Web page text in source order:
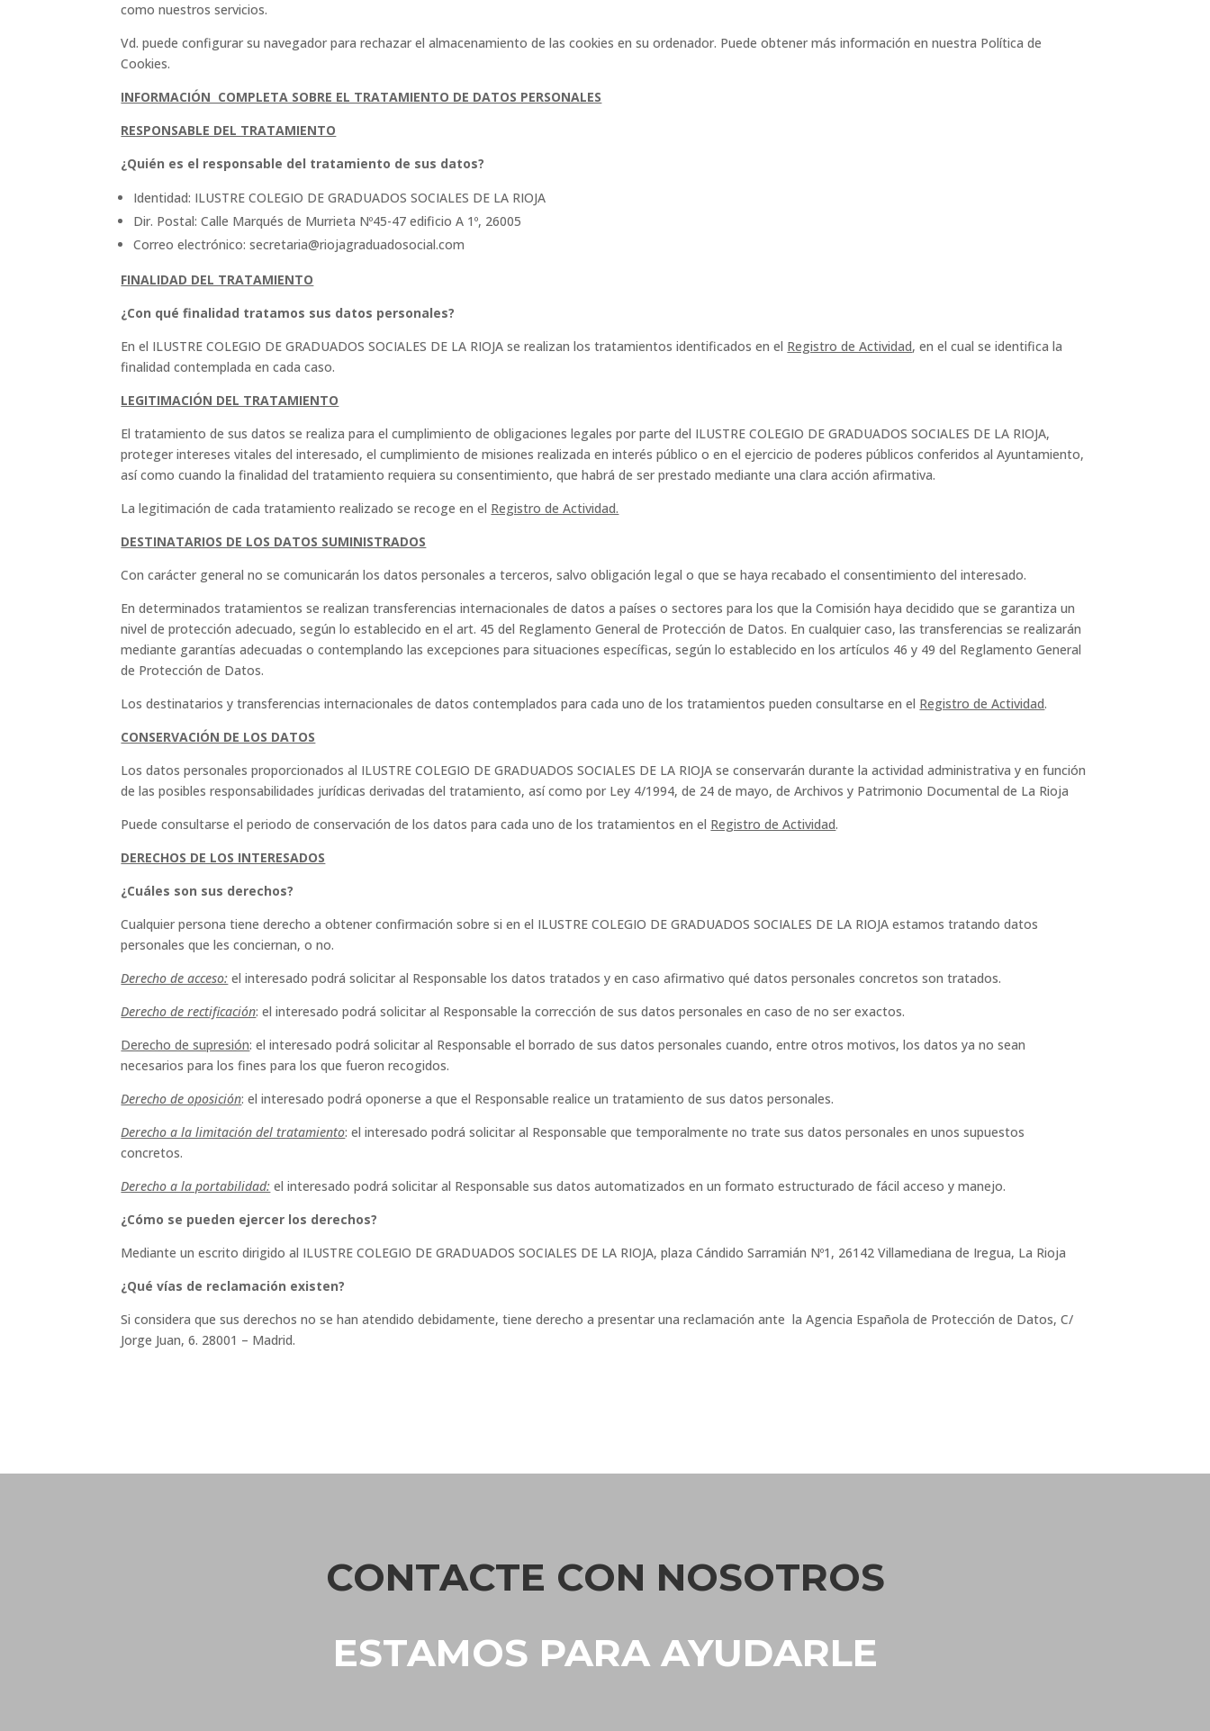
como nuestros servicios.
Vd. puede configurar su navegador para rechazar el almacenamiento de las cookies en su ordenador. Puede obtener más información en nuestra Política de
Cookies.
INFORMACIÓN COMPLETA SOBRE EL TRATAMIENTO DE DATOS PERSONALES
RESPONSABLE DEL TRATAMIENTO
¿Quién es el responsable del tratamiento de sus datos?
Identidad: ILUSTRE COLEGIO DE GRADUADOS SOCIALES DE LA RIOJA
Dir. Postal: Calle Marqués de Murrieta Nº45-47 edificio A 1º, 26005
Correo electrónico: secretaria@riojagraduadosocial.com
FINALIDAD DEL TRATAMIENTO
¿Con qué finalidad tratamos sus datos personales?
En el ILUSTRE COLEGIO DE GRADUADOS SOCIALES DE LA RIOJA se realizan los tratamientos identificados en el Registro de Actividad, en el cual se identifica la
finalidad contemplada en cada caso.
LEGITIMACIÓN DEL TRATAMIENTO
El tratamiento de sus datos se realiza para el cumplimiento de obligaciones legales por parte del ILUSTRE COLEGIO DE GRADUADOS SOCIALES DE LA RIOJA,
proteger intereses vitales del interesado, el cumplimiento de misiones realizada en interés público o en el ejercicio de poderes públicos conferidos al Ayuntamiento,
así como cuando la finalidad del tratamiento requiera su consentimiento, que habrá de ser prestado mediante una clara acción afirmativa.
La legitimación de cada tratamiento realizado se recoge en el Registro de Actividad.
DESTINATARIOS DE LOS DATOS SUMINISTRADOS
Con carácter general no se comunicarán los datos personales a terceros, salvo obligación legal o que se haya recabado el consentimiento del interesado.
En determinados tratamientos se realizan transferencias internacionales de datos a países o sectores para los que la Comisión haya decidido que se garantiza un
nivel de protección adecuado, según lo establecido en el art. 45 del Reglamento General de Protección de Datos. En cualquier caso, las transferencias se realizarán
mediante garantías adecuadas o contemplando las excepciones para situaciones específicas, según lo establecido en los artículos 46 y 49 del Reglamento General
de Protección de Datos.
Los destinatarios y transferencias internacionales de datos contemplados para cada uno de los tratamientos pueden consultarse en el Registro de Actividad.
CONSERVACIÓN DE LOS DATOS
Los datos personales proporcionados al ILUSTRE COLEGIO DE GRADUADOS SOCIALES DE LA RIOJA se conservarán durante la actividad administrativa y en función
de las posibles responsabilidades jurídicas derivadas del tratamiento, así como por Ley 4/1994, de 24 de mayo, de Archivos y Patrimonio Documental de La Rioja
Puede consultarse el periodo de conservación de los datos para cada uno de los tratamientos en el Registro de Actividad.
DERECHOS DE LOS INTERESADOS
¿Cuáles son sus derechos?
Cualquier persona tiene derecho a obtener confirmación sobre si en el ILUSTRE COLEGIO DE GRADUADOS SOCIALES DE LA RIOJA estamos tratando datos
personales que les conciernan, o no.
Derecho de acceso: el interesado podrá solicitar al Responsable los datos tratados y en caso afirmativo qué datos personales concretos son tratados.
Derecho de rectificación: el interesado podrá solicitar al Responsable la corrección de sus datos personales en caso de no ser exactos.
Derecho de supresión: el interesado podrá solicitar al Responsable el borrado de sus datos personales cuando, entre otros motivos, los datos ya no sean
necesarios para los fines para los que fueron recogidos.
Derecho de oposición: el interesado podrá oponerse a que el Responsable realice un tratamiento de sus datos personales.
Derecho a la limitación del tratamiento: el interesado podrá solicitar al Responsable que temporalmente no trate sus datos personales en unos supuestos
concretos.
Derecho a la portabilidad: el interesado podrá solicitar al Responsable sus datos automatizados en un formato estructurado de fácil acceso y manejo.
¿Cómo se pueden ejercer los derechos?
Mediante un escrito dirigido al ILUSTRE COLEGIO DE GRADUADOS SOCIALES DE LA RIOJA, plaza Cándido Sarramián Nº1, 26142 Villamediana de Iregua, La Rioja
¿Qué vías de reclamación existen?
Si considera que sus derechos no se han atendido debidamente, tiene derecho a presentar una reclamación ante la Agencia Española de Protección de Datos, C/
Jorge Juan, 6. 28001 – Madrid.
CONTACTE CON NOSOTROS
ESTAMOS PARA AYUDARLE